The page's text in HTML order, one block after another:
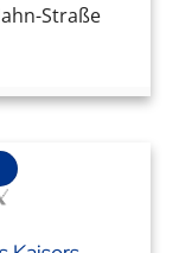
Straße